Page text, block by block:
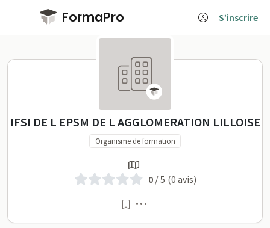
Passer au contenu principal
FormaPro S’inscrire
IFSI DE L EPSM DE L
IFSI DE L EPSM DE L AGGLOMERATION LILLOISE
Organisme de formation
0/ 5 (0 avis)